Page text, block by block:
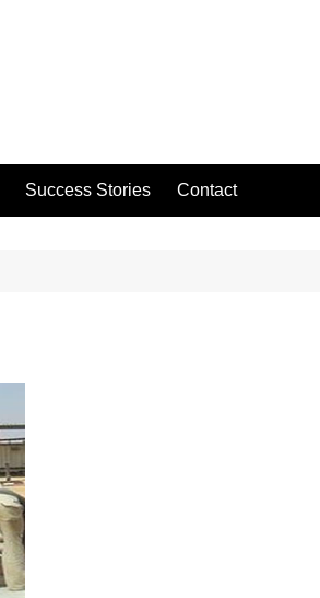
Success Stories Contact